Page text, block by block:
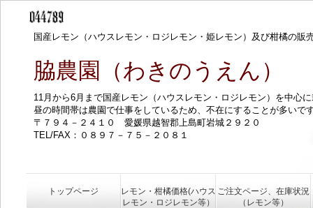
国産レモン（ハウスレモン・ロジレモン・姫レモン）及び柑橘の販
脇農園（わきのうえん）
11月から6月まで国産レモン（ハウスレモン・ロジレモン）を中心
昼の時間帯は農園で仕事をしているため、不在にすることが多いで
〒７９４－２４１０ 愛媛県越智郡上島町岩城２９２０
TEL/FAX：０８９７－７５－２０８１
トップページ
レモン・柑橘価格(ハウス
レモン・ロジレモン等）
ご注文ページ、在庫状況
（レモン等）